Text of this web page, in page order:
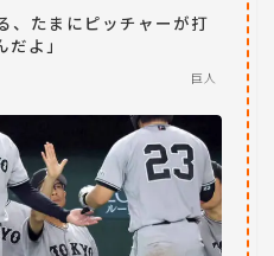
、たまにピッチャーが打
よ」
巨人